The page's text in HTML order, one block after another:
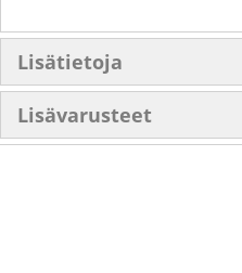
Lisätietoja
Lisävarusteet